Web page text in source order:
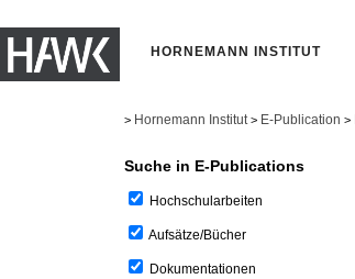
HORNEMANN INSTITUT
> Hornemann Institut > E-Publication >
Suche in E-Publications
Hochschularbeiten
Aufsätze/Bücher
Dokumentationen